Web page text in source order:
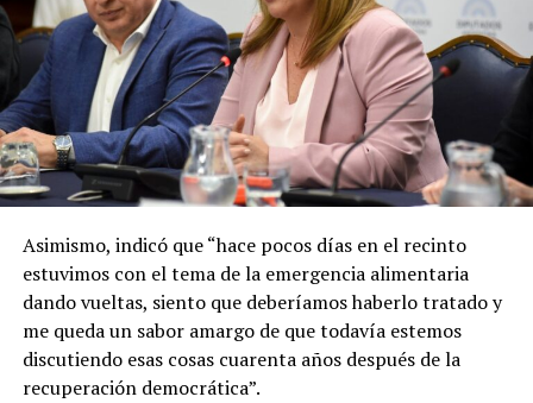
Asimismo, indicó que “hace pocos días en el recinto
estuvimos con el tema de la emergencia alimentaria
dando vueltas, siento que deberíamos haberlo tratado y
me queda un sabor amargo de que todavía estemos
discutiendo esas cosas cuarenta años después de la
recuperación democrática”.